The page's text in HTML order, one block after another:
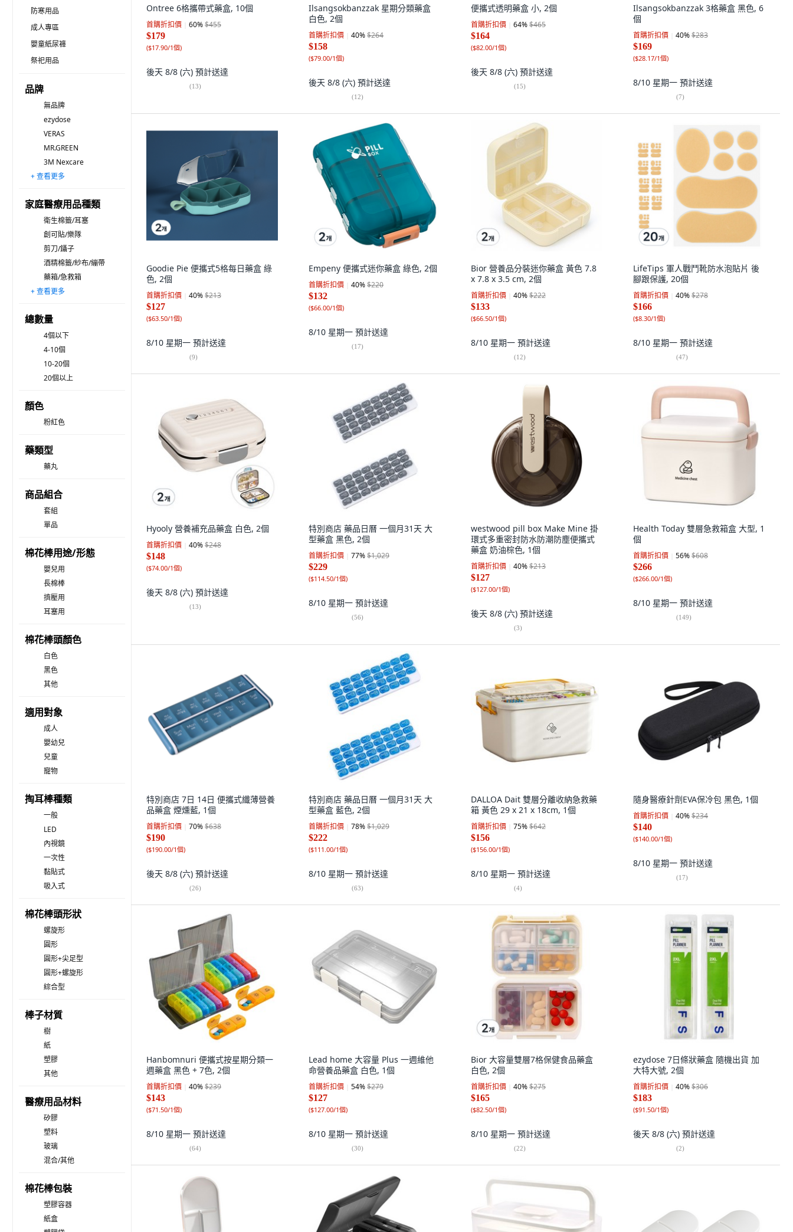
防寒用品
成人專區
嬰童紙尿褲
祭祀用品
品牌
無品牌
ezydose
VERAS
MR.GREEN
3M Nexcare
Lead home
dolphini
Leehansun LivingScience
BnatureS
Life smile
PowerfulX
LifeKit
RaonToU
AKEI
GOODIE FOODIE
elelliving
easy&
Tamsaa
SinSinPas
AnEX 安耐適
+ 查看更多
家庭醫療用品種類
衛生棉籤/耳塞
創可貼/樂隊
剪刀/鑷子
酒精棉籤/紗布/繃帶
藥箱/急救箱
解析/噴霧解析
傷口消毒/軟膏
其他家庭醫療用品
樂隊
+ 查看更多
總數量
4個以下
4-10個
10-20個
20個以上
顏色
粉紅色
藥類型
藥丸
商品組合
套組
單品
棉花棒用途/形態
嬰兒用
長棉棒
擠壓用
耳塞用
棉花棒頭顏色
白色
黑色
其他
適用對象
成人
嬰幼兒
兒童
寵物
掏耳棒種類
一般
LED
內視鏡
一次性
黏貼式
吸入式
棉花棒頭形狀
螺旋形
圓形
圓形+尖足型
圓形+螺旋形
綜合型
棒子材質
樹
紙
塑膠
其他
醫療用品材料
矽膠
塑料
玻璃
混合/其他
棉花棒包裝
塑膠容器
紙盒
Ontree 6格攜帶式藥盒, 10個
首購折扣價 60%$455
$179
($17.90/1個)
後天 8/8 (六) 預計送達
(13)
Ilsangsokbanzzak 星期分類藥盒
白色, 2個
首購折扣價 40%$264
$158
($79.00/1個)
後天 8/8 (六) 預計送達
(12)
便攜式透明藥盒 小, 2個
首購折扣價 64%$465
$164
($82.00/1個)
後天 8/8 (六) 預計送達
(15)
Ilsangsokbanzzak 3格藥盒 黑色, 6
個
首購折扣價 40%$283
$169
($28.17/1個)
8/10 星期一 預計送達
(7)
Goodie Pie 便攜式5格每日藥盒 綠
色, 2個
首購折扣價 40%$213
$127
($63.50/1個)
8/10 星期一 預計送達
(9)
Empeny 便攜式迷你藥盒 綠色, 2個
首購折扣價 40%$220
$132
($66.00/1個)
8/10 星期一 預計送達
(17)
Bior 營養品分裝迷你藥盒 黃色 7.8
x 7.8 x 3.5 cm, 2個
首購折扣價 40%$222
$133
($66.50/1個)
8/10 星期一 預計送達
(12)
LifeTips 軍人戰鬥靴防水泡貼片 後
腳跟保護, 20個
首購折扣價 40%$278
$166
($8.30/1個)
8/10 星期一 預計送達
(47)
Hyooly 營養補充品藥盒 白色, 2個
首購折扣價 40%$248
$148
($74.00/1個)
後天 8/8 (六) 預計送達
(13)
特別商店 藥品日曆 一個月31天 大
型藥盒 黑色, 2個
首購折扣價 77%$1,029
$229
($114.50/1個)
8/10 星期一 預計送達
(56)
westwood pill box Make Mine 掛
環式多重密封防水防潮防塵便攜式
藥盒 奶油棕色, 1個
首購折扣價 40%$213
$127
($127.00/1個)
後天 8/8 (六) 預計送達
(3)
Health Today 雙層急救箱盒 大型, 1
個
首購折扣價 56%$608
$266
($266.00/1個)
8/10 星期一 預計送達
(149)
特別商店 7日 14日 便攜式纖薄營養
品藥盒 煙燻藍, 1個
首購折扣價 70%$638
$190
($190.00/1個)
後天 8/8 (六) 預計送達
(26)
特別商店 藥品日曆 一個月31天 大
型藥盒 藍色, 2個
首購折扣價 78%$1,029
$222
($111.00/1個)
8/10 星期一 預計送達
(63)
DALLOA Dait 雙層分離收納急救藥
箱 黃色 29 x 21 x 18cm, 1個
首購折扣價 75%$642
$156
($156.00/1個)
8/10 星期一 預計送達
(4)
隨身醫療針劑EVA保冷包 黑色, 1個
首購折扣價 40%$234
$140
($140.00/1個)
8/10 星期一 預計送達
(17)
Hanbomnuri 便攜式按星期分類一
週藥盒 黑色 + 7色, 2個
首購折扣價 40%$239
$143
($71.50/1個)
8/10 星期一 預計送達
(64)
Lead home 大容量 Plus 一週維他
命營養品藥盒 白色, 1個
首購折扣價 54%$279
$127
($127.00/1個)
8/10 星期一 預計送達
(30)
Bior 大容量雙層7格保健食品藥盒
白色, 2個
首購折扣價 40%$275
$165
($82.50/1個)
8/10 星期一 預計送達
(22)
ezydose 7日條狀藥盒 隨機出貨 加
大特大號, 2個
首購折扣價 40%$306
$183
($91.50/1個)
後天 8/8 (六) 預計送達
(2)